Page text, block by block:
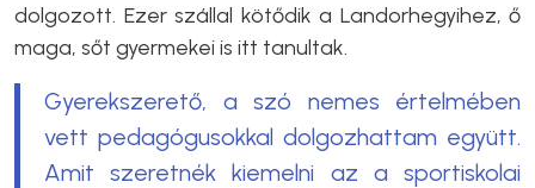
dolgozott. Ezer szállal kötődik a Landorhegyihez, ő
maga, sőt gyermekei is itt tanultak.
Gyerekszerető, a szó nemes értelmében
vett pedagógusokkal dolgozhattam együtt.
Amit szeretnék kiemelni az a sportiskolai